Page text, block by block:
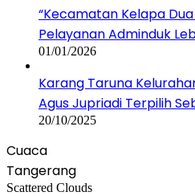
“Kecamatan Kelapa Dua
Pelayanan Adminduk
01/01/2026
Karang Taruna
Agus Jupriadi Terpilih
20/10/2025
Cuaca
Tangerang
Scattered Clouds